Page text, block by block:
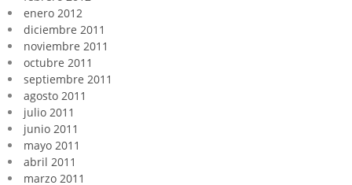
enero 2012
diciembre 2011
noviembre 2011
octubre 2011
septiembre 2011
agosto 2011
julio 2011
junio 2011
mayo 2011
abril 2011
marzo 2011